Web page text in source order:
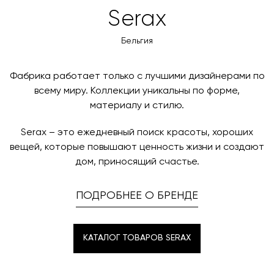
Serax
Бельгия
Фабрика работает только с лучшими дизайнерами по
всему миру. Коллекции уникальны по форме,
материалу и стилю.
Serax – это ежедневный поиск красоты, хороших
вещей, которые повышают ценность жизни и создают
дом, приносящий счастье.
ПОДРОБНЕЕ О БРЕНДЕ
КАТАЛОГ ТОВАРОВ SERAX